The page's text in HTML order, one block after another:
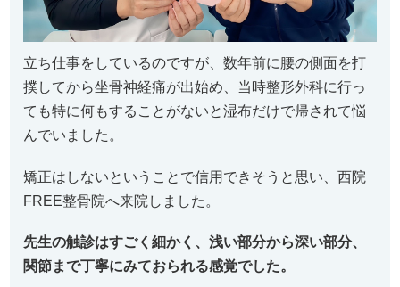
立ち仕事をしているのですが、数年前に腰の側面を打
撲してから坐骨神経痛が出始め、当時整形外科に行っ
ても特に何もすることがないと湿布だけで帰されて悩
んでいました。
矯正はしないということで信用できそうと思い、西院
FREE整骨院へ来院しました。
先生の触診はすごく細かく、浅い部分から深い部分、
関節まで丁寧にみておられる感覚でした。